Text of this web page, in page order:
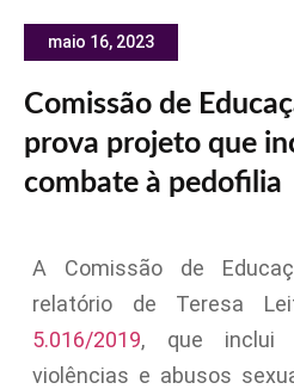
maio 16, 2023
Comissão de
prova projeto que
combate à pedofilia
A Comissão de
relatório de Teresa
5.016/2019, que inclui
violências e abusos